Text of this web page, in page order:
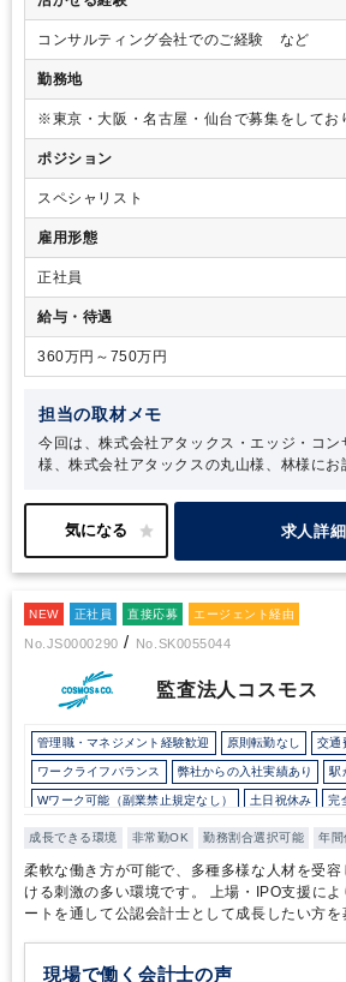
コンサルティング会社でのご経験 など
勤務地
※東京・大阪・名古屋・仙台で募集をしてお
求人にお問い合わせしていただいた後、採用
ますのでその際に希望勤務地をお伝えくださ
ポジション
スペシャリスト
雇用形態
正社員
給与・待遇
360万円～750万円
担当の取材メモ
今回は、株式会社アタックス・エッジ・コ
様、株式会社アタックスの丸山様、林様にお
である「中小・中堅企業の力になりたい、
たい」という熱い想いです。まさにビジョン
業の『社長の最良の相談相手』として日本一
り組まれているのだと感じました。また、
アタックスにとっても、クライアントである
ても、プラスになる」とありました。未だ書
ませんが、「強くて愛される会社」になるべ
の方々の挑戦は続くのだろうと感じました。
から課題を見つけ、その解決のために「行動
お持ちの方には、フィットする環境なのでは
求人詳
NEW 正社員 直接応募 エージェント経由
No.JS0000290 / No.SK0055044
監査法人コスモス
管理職・マネジメント経験歓迎 原則転勤なし 交通
ワークライフバランス 弊社からの入社実績あり 駅
Wワーク可能（副業禁止規定なし） 土日祝休み 完
年間休日120日以上 独自サービス
成長できる環境 非常勤OK 勤務割合選択可能 年間
柔軟な働き方が可能で、多種多様な人材を受
ける刺激の多い環境です。 上場・IPO支援に
ートを通して公認会計士として成長したい方を
現場で働く会計士の声